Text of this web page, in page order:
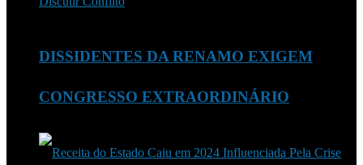
DISSIDENTES DA RENAMO EXIGEM
CONGRESSO EXTRAORDINÁRIO